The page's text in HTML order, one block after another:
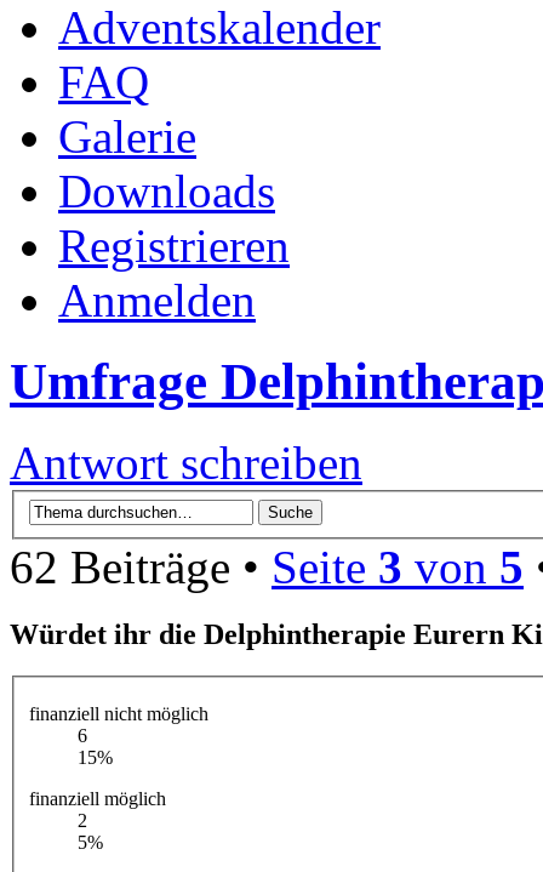
Adventskalender
FAQ
Galerie
Downloads
Registrieren
Anmelden
Umfrage
Antwort schreiben
62 Beiträge • Seite 3 von 5
Würdet ihr die Delphintherapie Eurern
finanziell nicht möglich
6
15%
finanziell möglich
2
5%